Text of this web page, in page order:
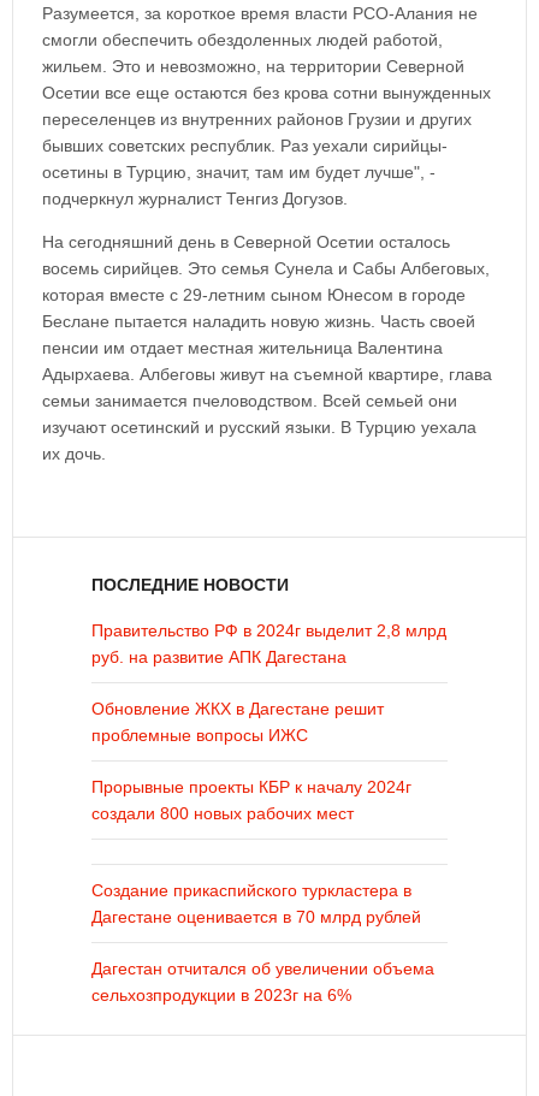
Разумеется, за короткое время власти РСО-Алания не
смогли обеспечить обездоленных людей работой,
жильем. Это и невозможно, на территории Северной
Осетии все еще остаются без крова сотни вынужденных
переселенцев из внутренних районов Грузии и других
бывших советских республик. Раз уехали сирийцы-
осетины в Турцию, значит, там им будет лучше", -
подчеркнул журналист Тенгиз Догузов.
На сегодняшний день в Северной Осетии осталось
восемь сирийцев. Это семья Сунела и Сабы Албеговых,
которая вместе с 29-летним сыном Юнесом в городе
Беслане пытается наладить новую жизнь. Часть своей
пенсии им отдает местная жительница Валентина
Адырхаева. Албеговы живут на съемной квартире, глава
семьи занимается пчеловодством. Всей семьей они
изучают осетинский и русский языки. В Турцию уехала
их дочь.
ПОСЛЕДНИЕ НОВОСТИ
Правительство РФ в 2024г выделит 2,8 млрд
руб. на развитие АПК Дагестана
Обновление ЖКХ в Дагестане решит
проблемные вопросы ИЖС
Прорывные проекты КБР к началу 2024г
создали 800 новых рабочих мест
Создание прикаспийского туркластера в
Дагестане оценивается в 70 млрд рублей
Дагестан отчитался об увеличении объема
сельхозпродукции в 2023г на 6%